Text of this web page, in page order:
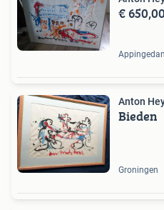
€ 650,00
Anton
Bieden
Groningen